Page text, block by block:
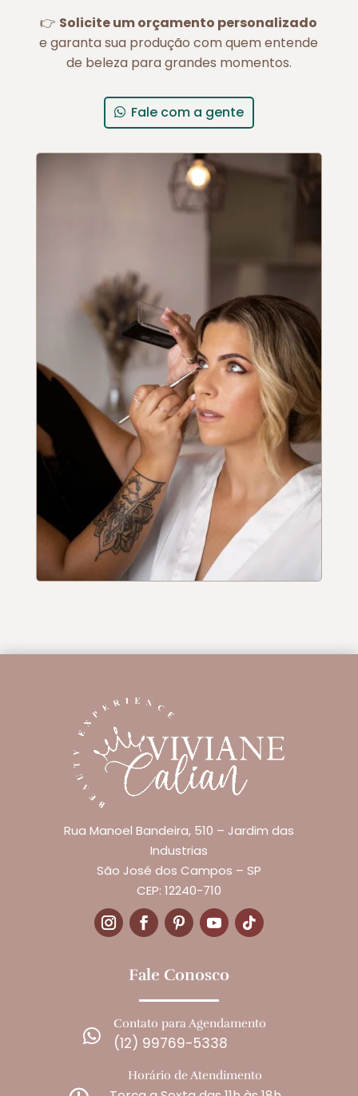
👉 Solicite um orçamento personalizado
e garanta sua produção com quem entende
de beleza para grandes momentos.
Fale com a gente
Rua Manoel Bandeira, 510 – Jardim das
Industrias
São José dos Campos – SP
CEP: 12240-710
Fale Conosco

Contato para Agendamento
(12) 99769-5338
Horário de Atendimento